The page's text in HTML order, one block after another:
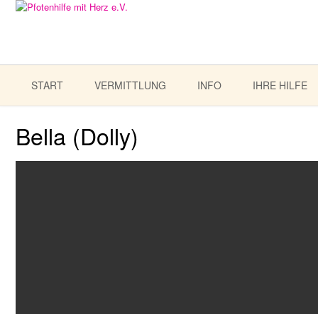
START VERMITTLUNG INFO IHRE HILFE
Bella (Dolly)